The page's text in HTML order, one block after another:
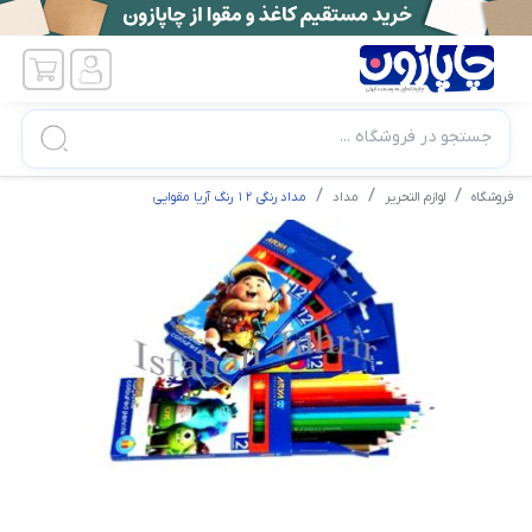
جستجو در فروشگاه ...
فروشگاه لوازم التحریر مداد مداد رنگی ۱۲ رنگ آریا مقوایی